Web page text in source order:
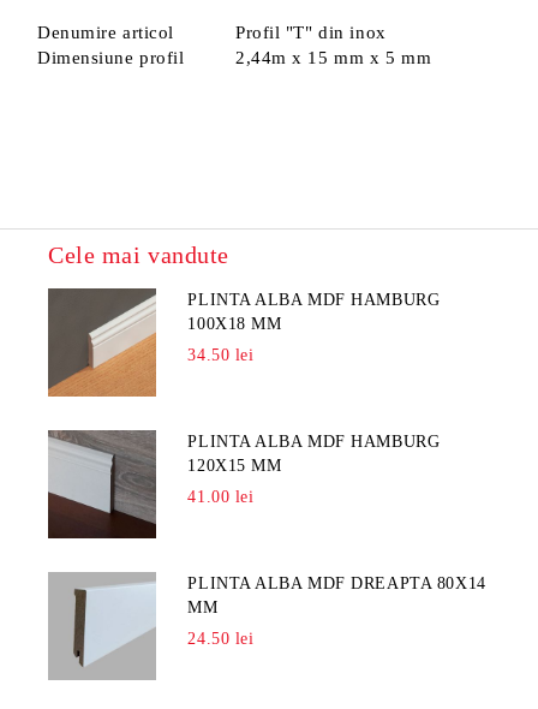
Denumire articol
Profil "T" din inox
Dimensiune profil
2,44m x 15 mm x 5 mm
Cele mai vandute
PLINTA ALBA MDF HAMBURG
100X18 MM
34.50 lei
PLINTA ALBA MDF HAMBURG
120X15 MM
41.00 lei
PLINTA ALBA MDF DREAPTA 80X14
MM
24.50 lei